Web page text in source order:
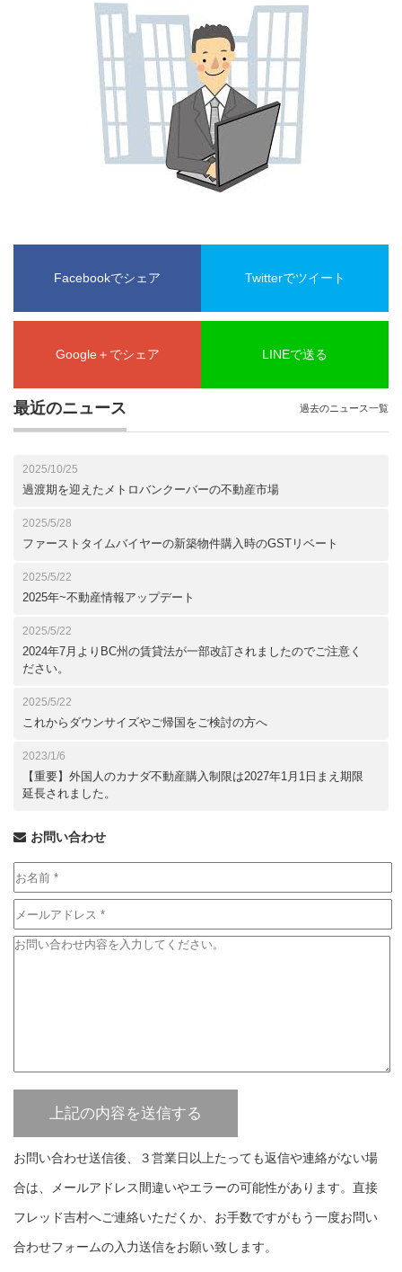
Facebookでシェア Twitterでツイート
Google＋でシェア LINEで送る
最近のニュース
2025/10/25
過渡期を迎えたメトロバンクーバーの不動産市場
2025/5/28
ファーストタイムバイヤーの新築物件購入時のGSTリベート
2025/5/22
2025年~不動産情報アップデート
2025/5/22
2024年7月よりBC州の賃貸法が一部改訂されましたのでご注意く
ださい。
2025/5/22
これからダウンサイズやご帰国をご検討の方へ
2023/1/6
【重要】外国人のカナダ不動産購入制限は2027年1月1日まえ期限
延長されました。
過去のニュース一覧
お問い合わせ
お問い合わせ送信後、３営業日以上たっても返信や連絡がない場
合は、メールアドレス間違いやエラーの可能性があります。直接
フレッド吉村へご連絡いただくか、お手数ですがもう一度お問い
合わせフォームの入力送信をお願い致します。